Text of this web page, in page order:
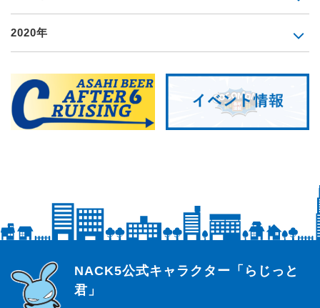
2020年
らじっと君
NACK5公式キャラクター「らじっと
君」